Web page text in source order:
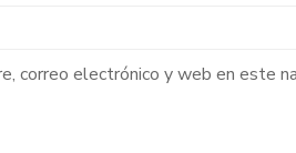
correo electrónico y web en este